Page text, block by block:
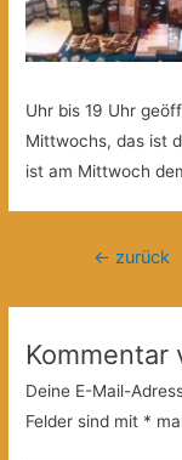
Uhr bis 19 Uhr
Mittwochs, das ist
ist am Mittwoch
← zurück
Kommentar
Deine E-Mail-
Felder sind mit *